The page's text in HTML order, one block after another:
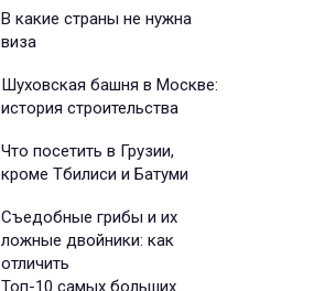
В какие страны не нужна
виза
Шуховская башня в Москве:
история строительства
Что посетить в Грузии,
кроме Тбилиси и Батуми
Съедобные грибы и их
ложные двойники: как
отличить
Топ-10 самых больших